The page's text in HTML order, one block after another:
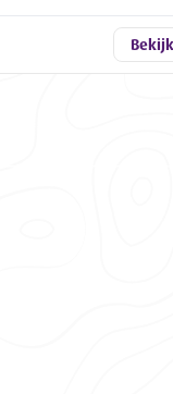
Bekijk